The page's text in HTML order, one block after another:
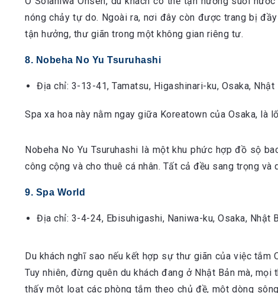
nóng chảy tự do. Ngoài ra, nơi đây còn được trang bị
tận hưởng, thư giãn trong một không gian riêng tư.
8. Nobeha No Yu Tsuruhashi
Địa chỉ: 3-13-41, Tamatsu, Higashinari-ku, Osaka, Nhật
Spa xa hoa này nằm ngay giữa Koreatown của Osaka, là
Nobeha No Yu Tsuruhashi là một khu phức hợp đồ sộ
công cộng và cho thuê cá nhân. Tất cả đều sang trọng
9. Spa World
Địa chỉ: 3-4-24, Ebisuhigashi, Naniwa-ku, Osaka, Nhật
Du khách nghĩ sao nếu kết hợp sự thư giãn của việc
Tuy nhiên, đừng quên du khách đang ở Nhật Bản mà,
thấy một loạt các phòng tắm theo chủ đề, một dòng